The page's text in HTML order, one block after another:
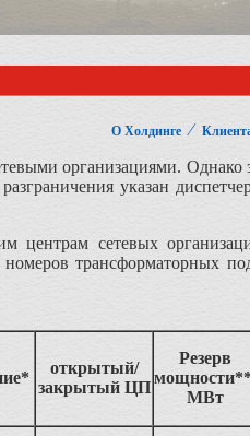
О Холдинге ⁄
организациями. Однако
указан
сетевых
трансформаторных
открытый/
закрытый ЦП
Резерв
МВт